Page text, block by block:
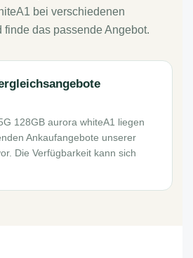
bei verschiedenen
finde das passende Angebot.
128GB aurora whiteA1 liegen
Ankaufangebote unserer
Die Verfügbarkeit kann sich